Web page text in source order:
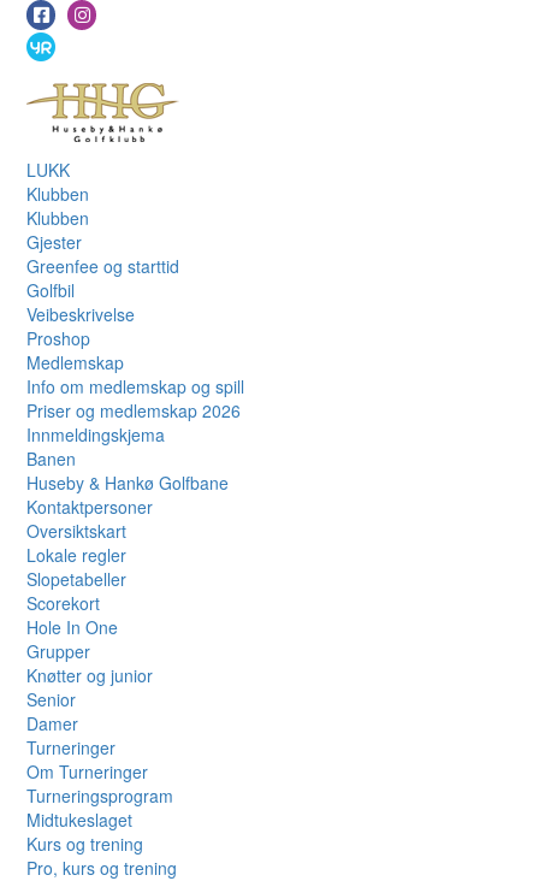
LUKK
Klubben
Klubben
Gjester
Greenfee og starttid
Golfbil
Veibeskrivelse
Proshop
Medlemskap
Info om medlemskap og spill
Priser og medlemskap 2026
Innmeldingskjema
Banen
Huseby & Hankø Golfbane
Kontaktpersoner
Oversiktskart
Lokale regler
Slopetabeller
Scorekort
Hole In One
Grupper
Knøtter og junior
Senior
Damer
Turneringer
Om Turneringer
Turneringsprogram
Midtukeslaget
Kurs og trening
Pro, kurs og trening